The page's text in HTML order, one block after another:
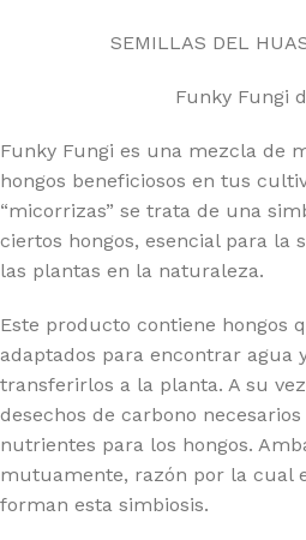
SEMILLAS DEL
Funky Fungi
Funky Fungi es una mezcla de
hongos beneficiosos en tus
“micorrizas” se trata de una
ciertos hongos, esencial para la
las plantas en la naturaleza.
Este producto contiene hongos
adaptados para encontrar agua
transferirlos a la planta. A su
desechos de carbono
nutrientes para los hongos.
mutuamente, razón por la cual
forman esta simbiosis.